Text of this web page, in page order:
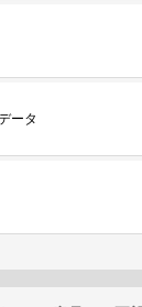
ータ